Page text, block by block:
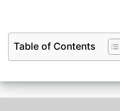
Table of Contents